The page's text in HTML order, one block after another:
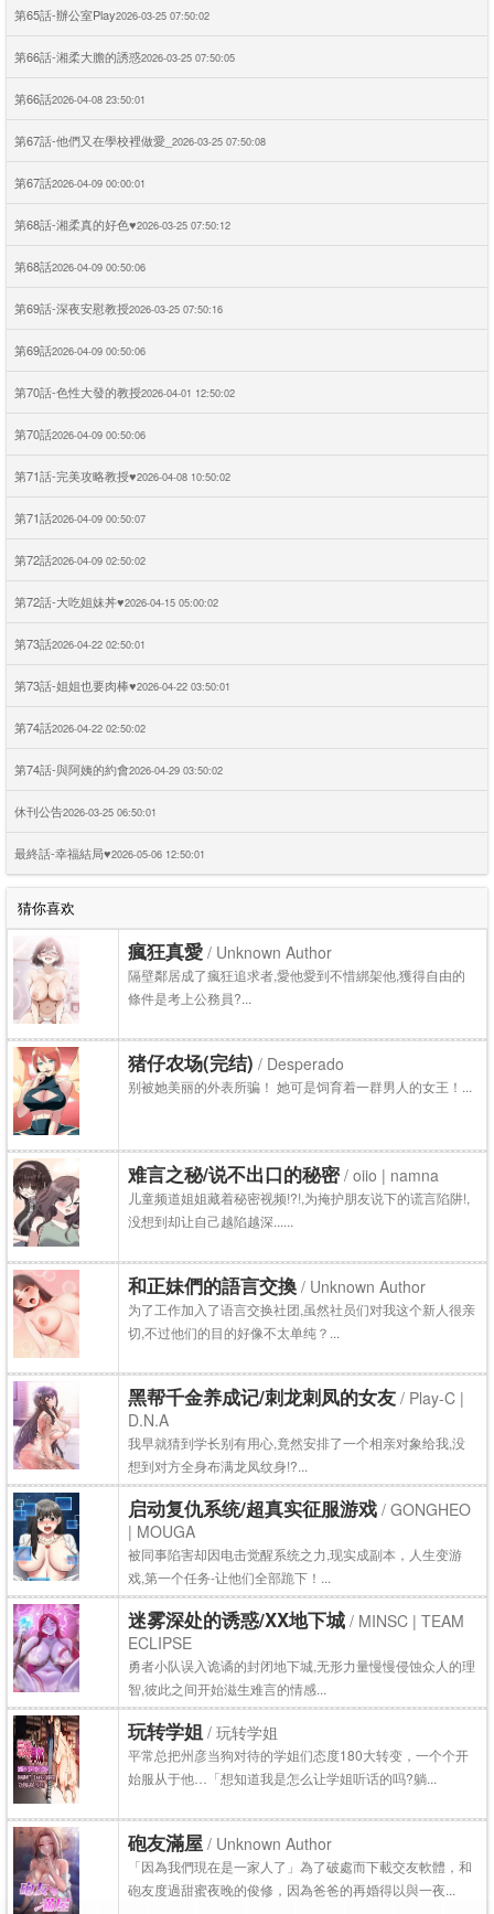
第65話-辦公室Play2026-03-25 07:50:02
第66話-湘柔大膽的誘惑2026-03-25 07:50:05
第66話2026-04-08 23:50:01
第67話-他們又在學校裡做愛_ 2026-03-25 07:50:08
第67話2026-04-09 00:00:01
第68話-湘柔真的好色♥2026-03-25 07:50:12
第68話2026-04-09 00:50:06
第69話-深夜安慰教授2026-03-25 07:50:16
第69話2026-04-09 00:50:06
第70話-色性大發的教授2026-04-01 12:50:02
第70話2026-04-09 00:50:06
第71話-完美攻略教授♥2026-04-08 10:50:02
第71話2026-04-09 00:50:07
第72話2026-04-09 02:50:02
第72話-大吃姐妹丼♥2026-04-15 05:00:02
第73話2026-04-22 02:50:01
第73話-姐姐也要肉棒♥2026-04-22 03:50:01
第74話2026-04-22 02:50:02
第74話-與阿姨的約會2026-04-29 03:50:02
休刊公告2026-03-25 06:50:01
最終話-幸福結局♥2026-05-06 12:50:01
猜你喜欢
瘋狂真愛 / Unknown Author
隔壁鄰居成了瘋狂追求者,愛他愛到不惜綁架他,獲得自由的
條件是考上公務員?...
猪仔农场(完结) / Desperado
别被她美丽的外表所骗！ 她可是饲育着一群男人的女王！...
难言之秘/说不出口的秘密/ oiio | namna
儿童频道姐姐藏着秘密视频!?!,为掩护朋友说下的谎言陷阱!,
没想到却让自己越陷越深......
和正妹們的語言交換 / Unknown Author
为了工作加入了语言交换社团,虽然社员们对我这个新人很亲
切,不过他们的目的好像不太单纯？...
黑帮千金养成记/刺龙刺凤的女友 / Play-C |
D.N.A
我早就猜到学长别有用心,竟然安排了一个相亲对象给我,没
想到对方全身布满龙凤纹身!?...
启动复仇系统/超真实征服游戏 / GONGHEO
| MOUGA
被同事陷害却因电击觉醒系统之力,现实成副本，人生变游
戏,第一个任务-让他们全部跪下！...
迷雾深处的诱惑/XX地下城 / MINSC | TEAM
ECLIPSE
勇者小队误入诡谲的封闭地下城,无形力量慢慢侵蚀众人的理
智,彼此之间开始滋生难言的情感...
玩转学姐 / 玩转学姐
平常总把州彦当狗对待的学姐们态度180大转变，一个个开
始服从于他…「想知道我是怎么让学姐听话的吗?躺...
砲友滿屋 / Unknown Author
「因為我們現在是一家人了」為了破處而下載交友軟體，和
砲友度過甜蜜夜晚的俊修，因為爸爸的再婚得以與一夜...